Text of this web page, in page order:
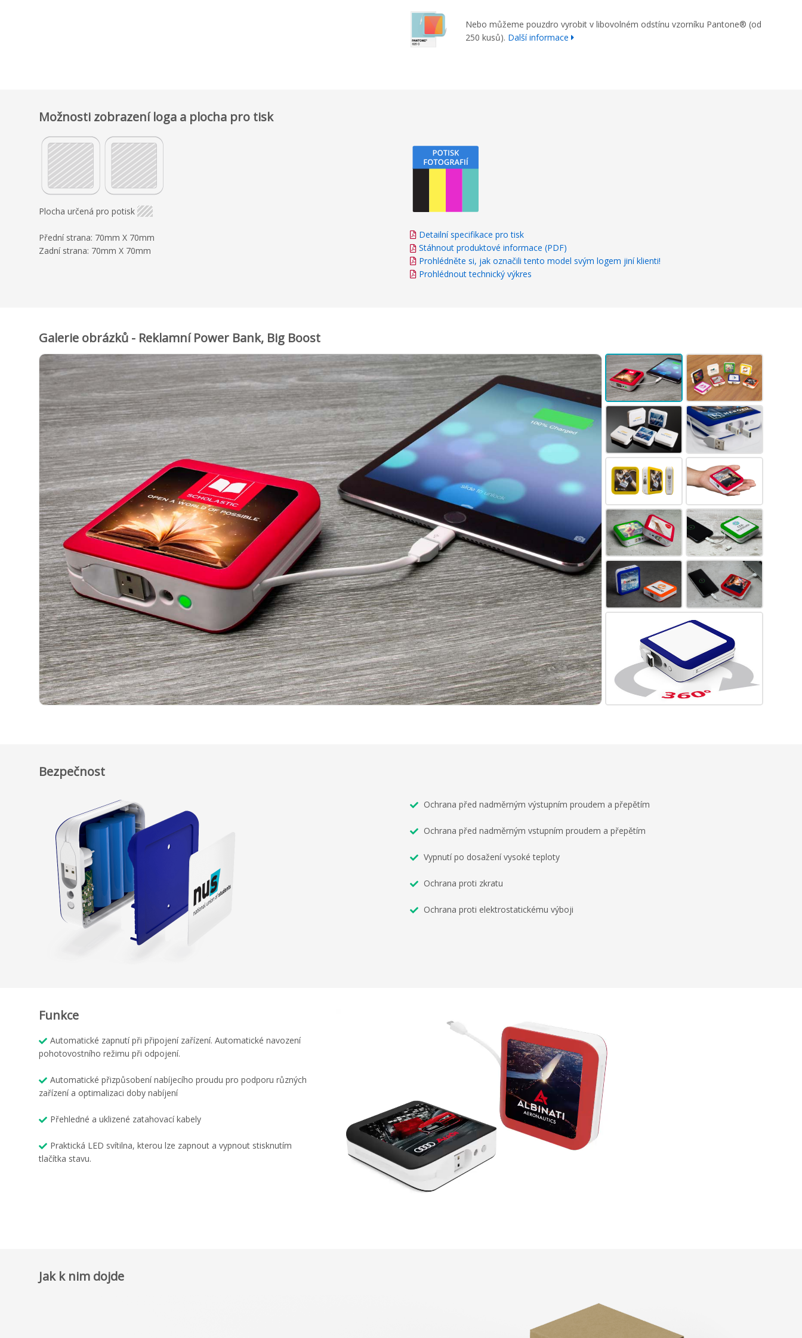
Nebo můžeme pouzdro vyrobit v libovolném odstínu vzorníku Pantone® (od
250 kusů). Další informace
Možnosti zobrazení loga a plocha pro tisk
Plocha určená pro potisk
Přední strana: 70mm X 70mm
Zadní strana: 70mm X 70mm
Detailní specifikace pro tisk
Stáhnout produktové informace (PDF)
Prohlédněte si, jak označili tento model svým logem jiní klienti!
Prohlédnout technický výkres
Galerie obrázků - Reklamní Power Bank, Big Boost
Bezpečnost
Ochrana před nadměrným výstupním proudem a přepětím
Ochrana před nadměrným vstupním proudem a přepětím
Vypnutí po dosažení vysoké teploty
Ochrana proti zkratu
Ochrana proti elektrostatickému výboji
Funkce
Automatické zapnutí při připojení zařízení. Automatické navození
pohotovostního režimu při odpojení.
Automatické přizpůsobení nabíjecího proudu pro podporu různých
zařízení a optimalizaci doby nabíjení
Přehledné a uklizené zatahovací kabely
Praktická LED svítilna, kterou lze zapnout a vypnout stisknutím
tlačítka stavu.
Jak k nim dojde